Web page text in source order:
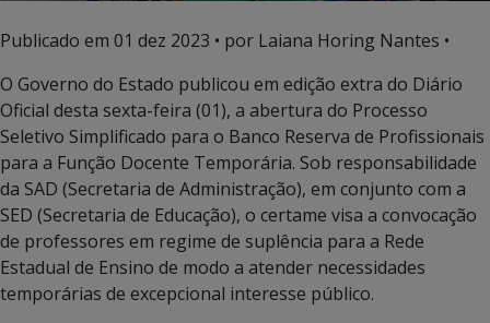
Publicado em 01 dez 2023 • por Laiana Horing Nantes •
O Governo do Estado publicou em edição extra do Diário
Oficial desta sexta-feira (01), a abertura do Processo
Seletivo Simplificado para o Banco Reserva de Profissionais
para a Função Docente Temporária. Sob responsabilidade
da SAD (Secretaria de Administração), em conjunto com a
SED (Secretaria de Educação), o certame visa a convocação
de professores em regime de suplência para a Rede
Estadual de Ensino de modo a atender necessidades
temporárias de excepcional interesse público.